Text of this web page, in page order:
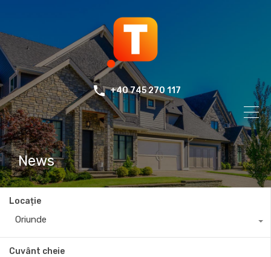
+40 745 270 117
News
Locație
Oriunde
Cuvânt cheie